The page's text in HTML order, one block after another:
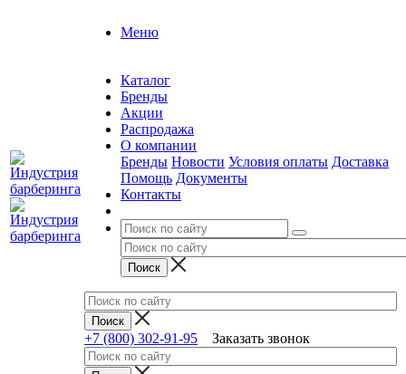
Меню
Каталог
Бренды
Акции
Распродажа
О компании
Бренды Новости Условия оплаты Доставка
Помощь Документы
Контакты
+7 (800) 302-91-95 Заказать звонок